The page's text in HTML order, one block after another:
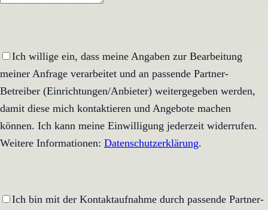
Ich willige ein, dass meine Angaben zur Bearbeitung
meiner Anfrage verarbeitet und an passende Partner-
Betreiber (Einrichtungen/Anbieter) weitergegeben werden,
damit diese mich kontaktieren und Angebote machen
können. Ich kann meine Einwilligung jederzeit widerrufen.
Weitere Informationen: Datenschutzerklärung.
Ich bin mit der Kontaktaufnahme durch passende Partner-